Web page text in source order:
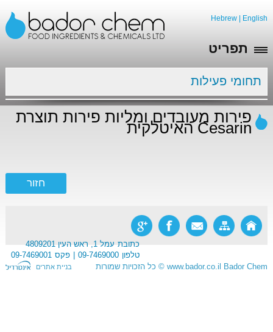
Hebrew English
תפריט
תחומי פעילות
פירות מעובדים ומליות פירות תוצרת
Cesarin האיטלקית
כתובת עמל 1, ראש העין 4809201
טלפון 09-7469000 פקס 09-7469001
Bador Chem
www.bador.co.il
© כל הזכויות שמורות בניית אתרים